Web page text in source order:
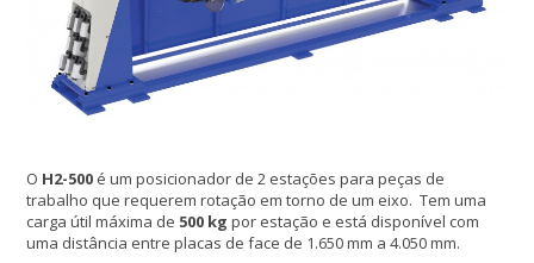
O H2-500 é um posicionador de 2 estações para peças de
trabalho que requerem rotação em torno de um eixo. Tem uma
carga útil máxima de 500 kg por estação e está disponível com
uma distância entre placas de face de 1.650 mm a 4.050 mm.